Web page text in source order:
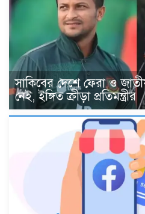
সাকিবের দেশে ফেরা ও
নেই, ইঙ্গিত ক্রীড়া প্রতিমন্ত্রীর